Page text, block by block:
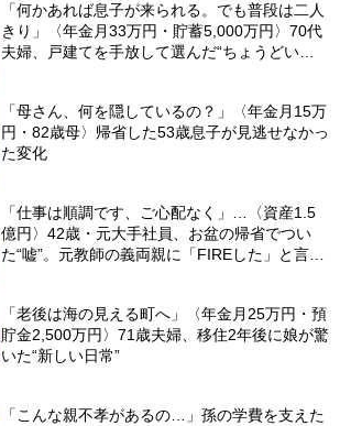
「何かあれば息子が来られる。でも普段は二人
きり」〈年金月33万円・貯蓄5,000万円〉70代
夫婦、戸建てを手放して選んだ“ちょうどいい
「母さん、何を隠しているの？」〈年金月15万
円・82歳母〉帰省した53歳息子が見逃せなかっ
た変化
「仕事は順調です、ご心配なく」…〈資産1.5
億円〉42歳・元大手社員、お盆の帰省でつい
た“嘘”。元教師の義両親に「FIREした」と言え
「老後は海の見える町へ」〈年金月25万円・預
貯金2,500万円〉71歳夫婦、移住2年後に娘が驚
いた“新しい日常”
「こんな親不孝があるの…」孫の学費を支えた